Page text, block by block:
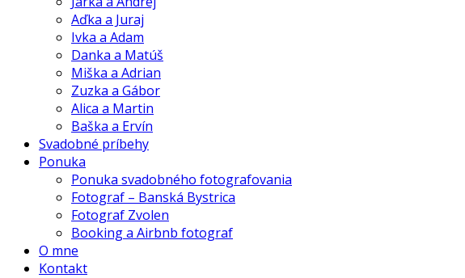
Aďka a Juraj
Ivka a Adam
Danka a Matúš
Miška a Adrian
Zuzka a Gábor
Alica a Martin
Baška a Ervín
Svadobné príbehy
Ponuka
Ponuka svadobného fotografovania
Fotograf – Banská Bystrica
Fotograf Zvolen
Booking a Airbnb fotograf
O mne
Kontakt